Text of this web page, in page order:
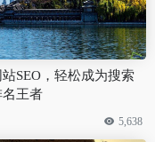
SEO，轻松成为搜索
名王者
5,638